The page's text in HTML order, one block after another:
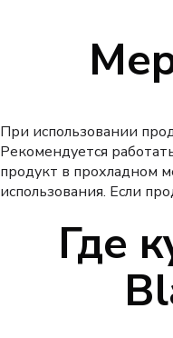
При использовании
Рекомендуется
продукт в прохладном
использования. Если
Где